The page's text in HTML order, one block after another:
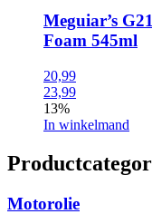
Meguiar’s
Foam 545ml
20,99
23,99
13%
In winkelmand
Motorolie